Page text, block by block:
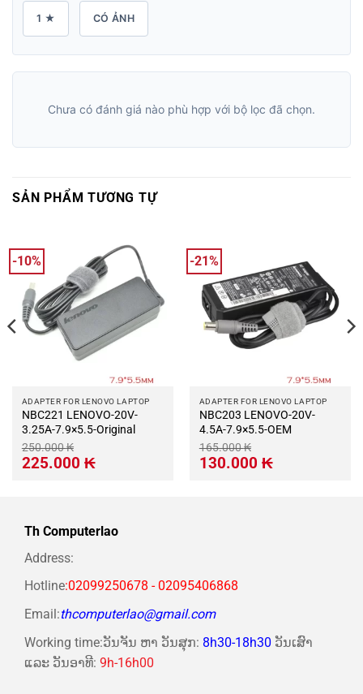
1 ★ CÓ ẢNH
Chưa có đánh giá nào phù hợp với bộ lọc đã chọn.
SẢN PHẨM TƯƠNG TỰ
-10%
ADAPTER FOR LENOVO LAPTOP
NBC221 LENOVO-20V-
3.25A-7.9×5.5-Original
250.000₭
Giá
gốc
225.000 ₭Giá
hiện
-21%
ADAPTER FOR LENOVO LAPTOP
NBC203 LENOVO-20V-
4.5A-7.9×5.5-OEM
165.000₭
Giá
gốc
130.000 ₭Giá
hiện
Th Computerlao
Address:
Hotline:02099250678 - 02095406868
Email:thcomputerlao@gmail.com
Working time:ວັນຈັນ ຫາ ວັນສຸກ: 8h30-18h30 ວັນເສົາ
ແລະ ວັນອາທີ: 9h-16h00